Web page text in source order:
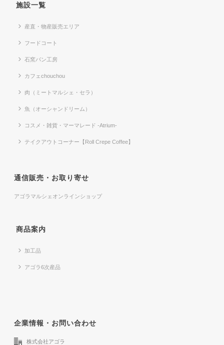
施設一覧
産直・物産販売エリア
フードコート
石窯パン工房
カフェchouchou
肉（ミートマルシェ・セラ）
魚（オーシャンドリーム）
コスメ・雑貨・マーマレード -Atrium-
テイクアウトコーナー【Roll Crepe Coffee】
通信販売・お取り寄せ
アゴラマルシェオンラインショップ
商品案内
加工品
アゴラ6次産品
企業情報・お問い合わせ
株式会社アゴラ